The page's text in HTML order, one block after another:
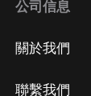
公司信息
關於我們
聯繫我們